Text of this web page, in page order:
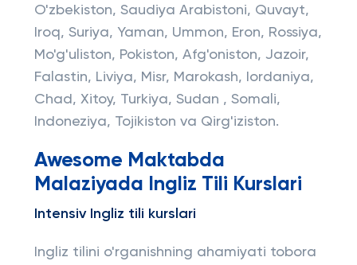
O'zbekiston, Saudiya Arabistoni, Quvayt,
Iroq, Suriya, Yaman, Ummon, Eron, Rossiya,
Mo'g'uliston, Pokiston, Afg'oniston, Jazoir,
Falastin, Liviya, Misr, Marokash, Iordaniya,
Chad, Xitoy, Turkiya, Sudan , Somali,
Indoneziya, Tojikiston va Qirg'iziston.
Awesome Maktabda
Malaziyada Ingliz Tili Kurslari
Intensiv Ingliz tili kurslari
Ingliz tilini o'rganishning ahamiyati tobora